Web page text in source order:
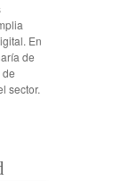
En
de
sector.